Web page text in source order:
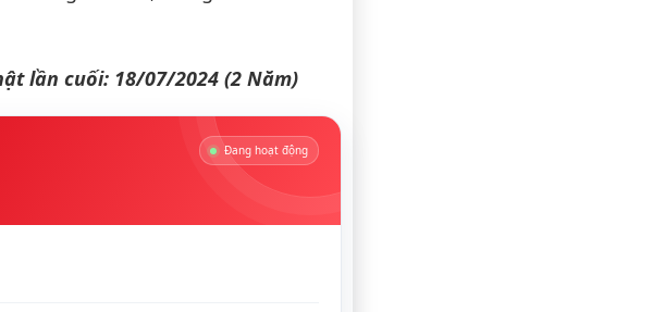
lần cuối: 18/07/2024 (2 Năm)
Đang hoạt động